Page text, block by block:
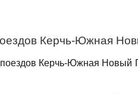
Керчь-Южная
Керчь-Южная Новый